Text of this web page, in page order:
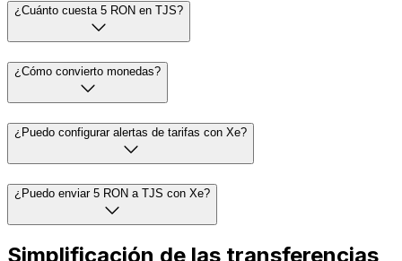
¿Cuánto cuesta 5 RON en TJS?
¿Cómo convierto monedas?
¿Puedo configurar alertas de tarifas con Xe?
¿Puedo enviar 5 RON a TJS con Xe?
Simplificación de las transferencias